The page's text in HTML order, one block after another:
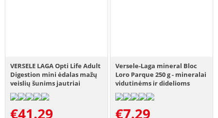
VERSELE LAGA Opti Life Adult
Digestion mini ėdalas mažų
veislių šunims jautriai
virškinimo sistemai 7,5 kg
€41.29
Versele-Laga mineral Bloc
Loro Parque 250 g - mineralai
vidutinėms ir didelioms
papūgoms
€7.29